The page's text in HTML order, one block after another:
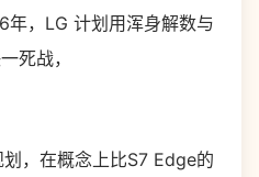
年，LG 计划用浑身解数与
死战，
，在概念上比S7 Edge的